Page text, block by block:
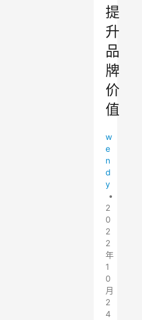
提
升
品
牌
价
值
w
e
n
d
y
•
2
0
2
2
年
1
0
月
2
4